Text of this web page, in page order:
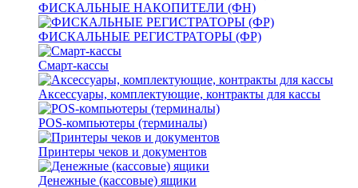
ФИСКАЛЬНЫЕ НАКОПИТЕЛИ (ФН)
ФИСКАЛЬНЫЕ РЕГИСТРАТОРЫ (ФР)
Смарт-кассы
Аксессуары, комплектующие, контракты для кассы
POS-компьютеры (терминалы)
Принтеры чеков и документов
Денежные (кассовые) ящики